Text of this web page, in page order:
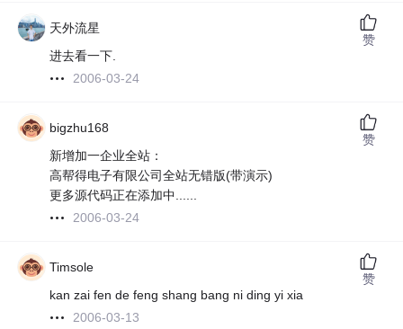
天外流星
进去看一下.
2006-03-24
赞
bigzhu168
新增加一企业全站：
高帮得电子有限公司全站无错版(带演示)
更多源代码正在添加中......
2006-03-24
赞
Timsole
kan zai fen de feng shang bang ni ding yi xia
2006-03-13
赞